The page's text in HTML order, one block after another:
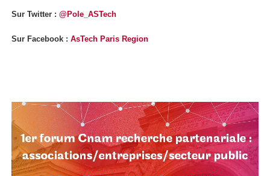
Sur Twitter : @Pole_ASTech
Sur Facebook : AsTech Paris Region